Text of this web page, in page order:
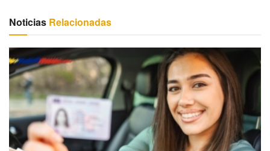
Noticias Relacionadas